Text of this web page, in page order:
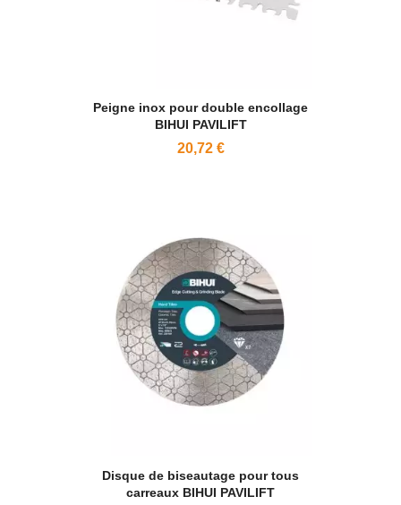
Peigne inox pour double encollage
BIHUI PAVILIFT
20,72 €
Disque de biseautage pour tous
carreaux BIHUI PAVILIFT